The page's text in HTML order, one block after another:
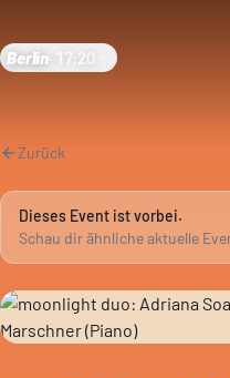
Berlin 17:20
Zurück
Dieses Event ist vorbei.
Schau dir ähnliche aktuelle